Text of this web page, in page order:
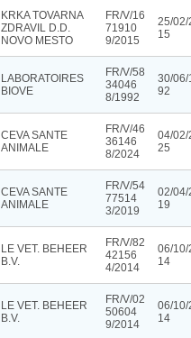
KRKA TOVARNA
ZDRAVIL D.D.
NOVO MESTO
FR/V/16
71910
9/2015
25/02/
15
LABORATOIRES
BIOVE
FR/V/58
34046
8/1992
30/06/
92
CEVA SANTE
ANIMALE
FR/V/46
36146
8/2024
04/02/
25
CEVA SANTE
ANIMALE
FR/V/54
77514
3/2019
02/04/
19
LE VET. BEHEER
B.V.
FR/V/82
42156
4/2014
06/10/
14
LE VET. BEHEER
B.V.
FR/V/02
50604
9/2014
06/10/
14